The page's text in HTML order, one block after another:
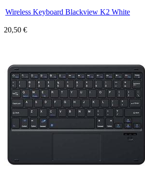
Wireless Keyboard Blackview K2 White
20,50 €